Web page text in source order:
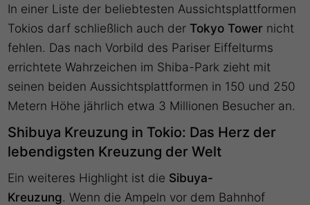
In einer Liste der beliebtesten Aussichtsplattformen
Tokios darf schließlich auch derTokyo Tower nicht
fehlen. Das nach Vorbild des Pariser Eiffelturms
errichtete Wahrzeichen im Shiba-Park zieht mit
seinen beiden Aussichtsplattformen in 150 und 250
Metern Höhe jährlich etwa 3 Millionen Besucher an.
Shibuya Kreuzung in Tokio: Das Herz der
lebendigsten Kreuzung der Welt
Ein weiteres Highlight ist die Sibuya-
Kreuzung. Wenn die Ampeln vor dem Bahnhof